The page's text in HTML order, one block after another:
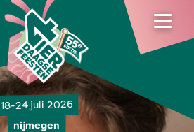
18-24 juli 2026
nijmegen